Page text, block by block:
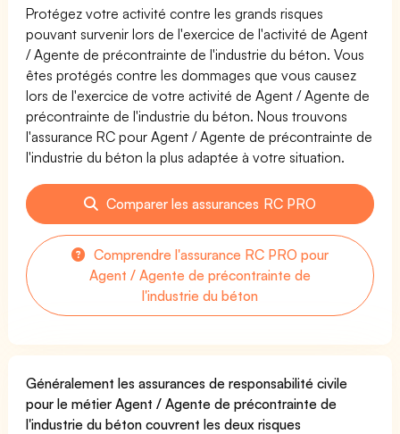
Protégez votre activité contre les grands risques
pouvant survenir lors de l'exercice de l'activité de Agent
/ Agente de précontrainte de l'industrie du béton. Vous
êtes protégés contre les dommages que vous causez
lors de l'exercice de votre activité de Agent / Agente de
précontrainte de l'industrie du béton. Nous trouvons
l'assurance RC pour Agent / Agente de précontrainte de
l'industrie du béton la plus adaptée à votre situation.
Comparer les assurances RC PRO
Comprendre l'assurance RC PRO pour
Agent / Agente de précontrainte de
l'industrie du béton
Généralement les assurances de responsabilité civile
pour le métier Agent / Agente de précontrainte de
l'industrie du béton couvrent les deux risques